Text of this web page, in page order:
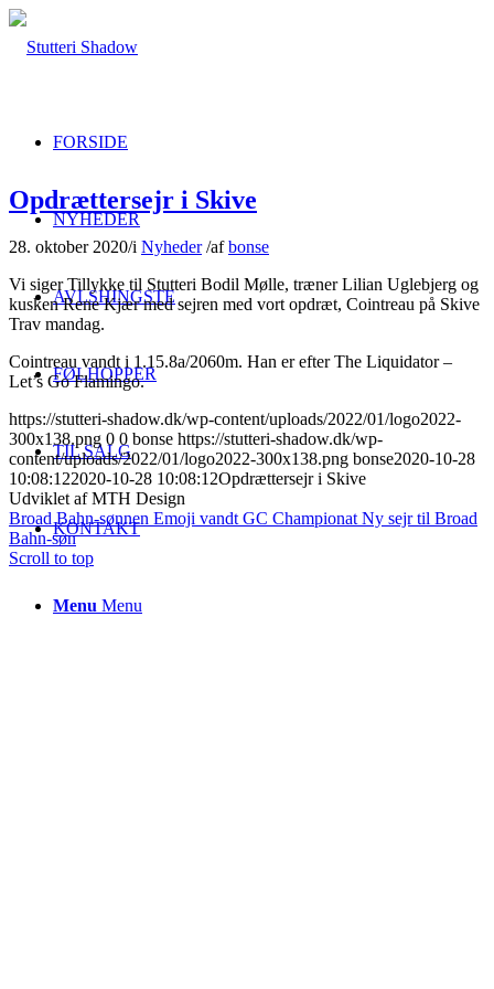
FORSIDE
NYHEDER
AVLSHINGSTE
FØLHOPPER
TIL SALG
KONTAKT
Menu Menu
Opdrættersejr i Skive
28. oktober 2020/i Nyheder /afbonse
Vi siger Tillykke til Stutteri Bodil Mølle, træner Lilian Uglebjerg og
kusken Rene Kjær med sejren med vort opdræt, Cointreau på Skive
Trav mandag.
Cointreau vandt i 1.15.8a/2060m. Han er efter The Liquidator –
Let’s Go Flamingo.
https://stutteri-shadow.dk/wp-content/uploads/2022/01/logo2022-
300x138.png 0 0 bonse https://stutteri-shadow.dk/wp-
content/uploads/2022/01/logo2022-300x138.png bonse2020-10-28
10:08:122020-10-28 10:08:12Opdrættersejr i Skive
Udviklet af MTH Design
Broad Bahn-sønnen Emoji vandt GC Championat Ny sejr til Broad
Bahn-søn
Scroll to top